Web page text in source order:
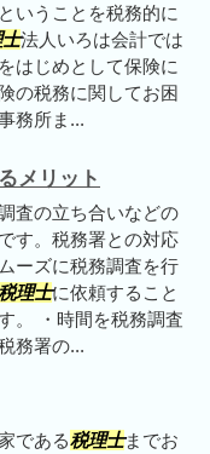
いうことを税務的に
法人いろは会計では
はじめとして保険に
の税務に関してお困
務所ま...
メリット
査の立ち合いなどの
す。税務署との対応
ーズに税務調査を行
理士に依頼すること
。 ・時間を税務調査
務署の...
である税理士までお